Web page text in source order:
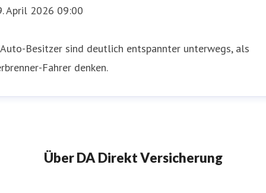
April 2026 09:00
Besitzer sind deutlich entspannter unterwegs, als
Fahrer denken.
Über DA Direkt Versicherung